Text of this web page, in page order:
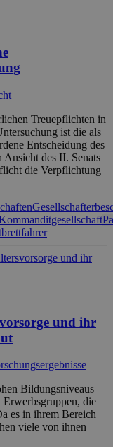
Treuepflichten in
ist die als
Entscheidung des
des II. Senats
die Verpflichtung
und ihr
Bildungsniveaus
Erwerbsgruppen, die
es in ihrem Bereich
viele von ihnen